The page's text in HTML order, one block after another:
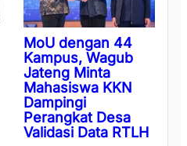
MoU dengan 44
Kampus, Wagub
Jateng Minta
Mahasiswa KKN
Dampingi
Perangkat Desa
Validasi Data RTLH